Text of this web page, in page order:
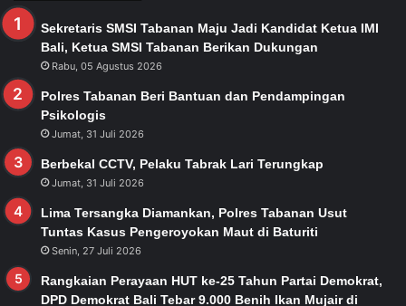
Sekretaris SMSI Tabanan Maju Jadi Kandidat Ketua IMI
Bali, Ketua SMSI Tabanan Berikan Dukungan
Rabu, 05 Agustus 2026
Polres Tabanan Beri Bantuan dan Pendampingan
Psikologis
Jumat, 31 Juli 2026
Berbekal CCTV, Pelaku Tabrak Lari Terungkap
Jumat, 31 Juli 2026
Lima Tersangka Diamankan, Polres Tabanan Usut
Tuntas Kasus Pengeroyokan Maut di Baturiti
Senin, 27 Juli 2026
Rangkaian Perayaan HUT ke-25 Tahun Partai Demokrat,
DPD Demokrat Bali Tebar 9.000 Benih Ikan Mujair di